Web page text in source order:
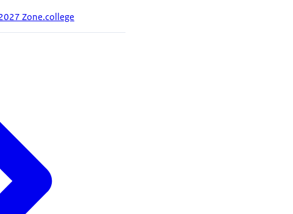
Zone.college